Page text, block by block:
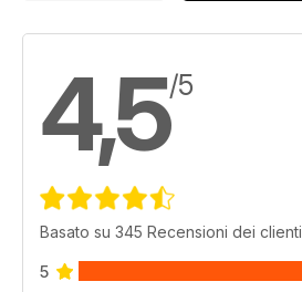
4,5/5
Basato su 345 Recensioni dei clienti
5